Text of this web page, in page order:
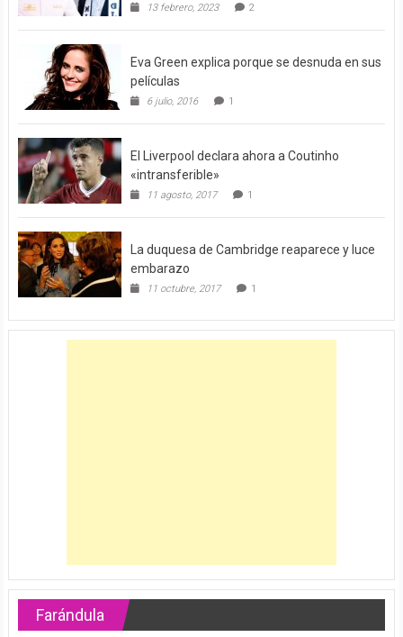
13 febrero, 2023 2
Eva Green explica porque se desnuda en sus
películas
6 julio, 2016 1
El Liverpool declara ahora a Coutinho
«intransferible»
11 agosto, 2017 1
La duquesa de Cambridge reaparece y luce
embarazo
11 octubre, 2017 1
Farándula